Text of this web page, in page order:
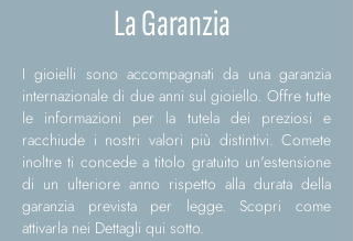
La Garanzia
I gioielli sono accompagnati da una garanzia
internazionale di due anni sul gioiello. Offre tutte
le informazioni per la tutela dei preziosi e
racchiude i nostri valori più distintivi. Comete
inoltre ti concede a titolo gratuito un'estensione
di un ulteriore anno rispetto alla durata della
garanzia prevista per legge. Scopri come
attivarla nei Dettagli qui sotto.